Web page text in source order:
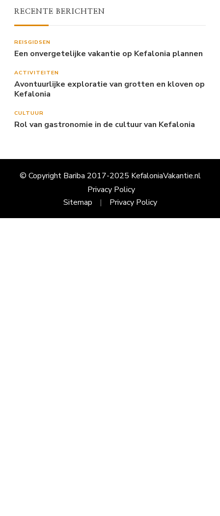
RECENTE BERICHTEN
REISGIDSEN
Een onvergetelijke vakantie op Kefalonia plannen
ACTIVITEITEN
Avontuurlijke exploratie van grotten en kloven op
Kefalonia
CULTUUR
Rol van gastronomie in de cultuur van Kefalonia
© Copyright Bariba 2017-2025 KefaloniaVakantie.nl
Privacy Policy
Sitemap
Privacy Policy